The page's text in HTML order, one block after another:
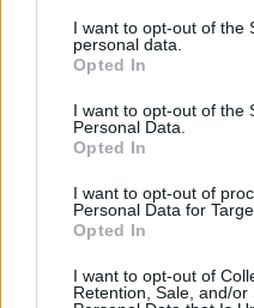
I want to opt-out of the
personal data.
Opted In
I want to opt-out of the
Personal Data.
Opted In
I want to opt-out of
Personal Data for
Opted In
I want to opt-out of
Retention, Sale, and/or
Protesta hyn në ditën e
e fuqishme rinore dhe
qytetare që nga vitet ’90